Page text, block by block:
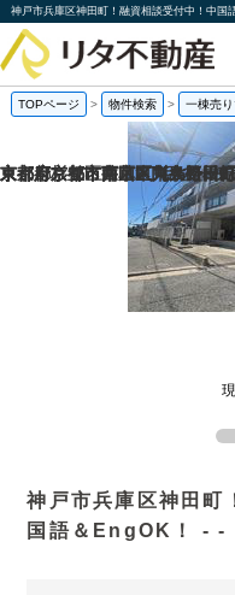
TOPページ > 物件検索 > 一棟売
神戸市兵庫区神田町
国語＆EngOK！ - -
京都府京都市西京区川島野田
京都府京都市東山区東大路松
京都府京都市南区東九条松田
東京都杉並区井草2丁目の一棟